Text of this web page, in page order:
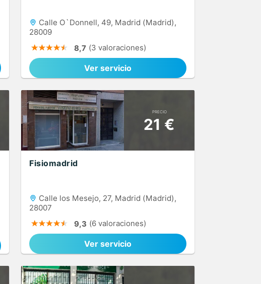
Calle O`Donnell, 49, Madrid (Madrid),
28009
8,7 (3 valoraciones)
Ver servicio
PRECIO
21 €
Fisiomadrid
Calle los Mesejo, 27, Madrid (Madrid),
28007
9,3 (6 valoraciones)
Ver servicio